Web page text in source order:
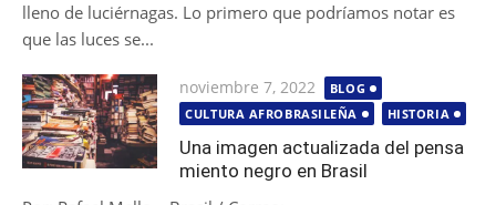
lleno de luciérnagas. Lo primero que podríamos notar es
que las luces se...
Publicada
el
noviembre 7, 2022
BLOG
CULTURA AFROBRASILEÑA
HISTORIA
Una imagen actualizada del pensa
miento negro en Brasil